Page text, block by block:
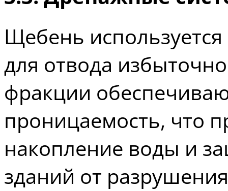
Щебень
для отвода
фракции
проницаемость, что
накопление воды и
зданий от